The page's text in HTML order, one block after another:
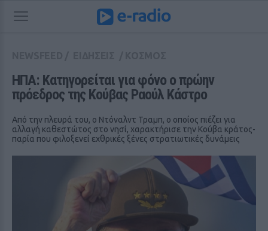
ΗΠΑ: Κατηγορείται για φόνο ο πρώην
πρόεδρος της Κούβας Ραούλ Κάστρο
Από την πλευρά του, ο Ντόναλντ Τραμπ, ο οποίος πιέζει για
αλλαγή καθεστώτος στο νησί, χαρακτήρισε την Κούβα κράτος-
παρία που φιλοξενεί εχθρικές ξένες στρατιωτικές δυνάμεις